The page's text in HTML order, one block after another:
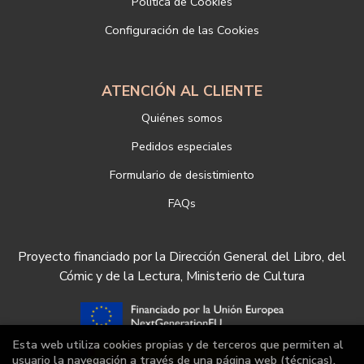
https://www.libreriadeportiva.com/proteccion-de-datos
Configuración de las Cookies
ATENCIÓN AL CLIENTE
Quiénes somos
Pedidos especiales
Formulario de desistimiento
FAQs
Proyecto financiado por la Dirección General del Libro, del
Cómic y de la Lectura, Ministerio de Cultura
Esta web utiliza cookies propias y de terceros que permiten al
usuario la navegación a través de una página web (técnicas),